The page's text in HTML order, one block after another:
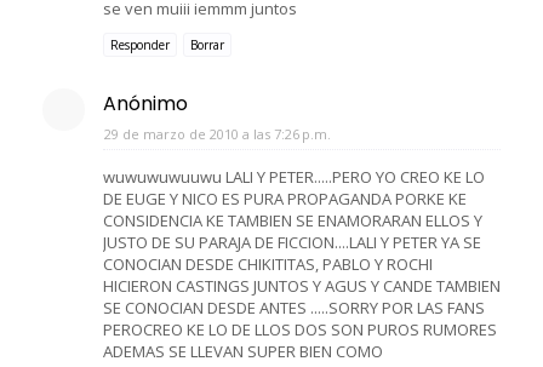
se ven muiii iemmm juntos
Responder Borrar
Anónimo
29 de marzo de 2010 a las 7:26 p.m.
wuwuwuwuuwu LALI Y PETER.....PERO YO CREO KE LO
DE EUGE Y NICO ES PURA PROPAGANDA PORKE KE
CONSIDENCIA KE TAMBIEN SE ENAMORARAN ELLOS Y
JUSTO DE SU PARAJA DE FICCION....LALI Y PETER YA SE
CONOCIAN DESDE CHIKITITAS, PABLO Y ROCHI
HICIERON CASTINGS JUNTOS Y AGUS Y CANDE TAMBIEN
SE CONOCIAN DESDE ANTES .....SORRY POR LAS FANS
PEROCREO KE LO DE LLOS DOS SON PUROS RUMORES
ADEMAS SE LLEVAN SUPER BIEN COMO